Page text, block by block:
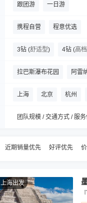
跟团游 一日游
携程自营 程意优选
3钻 (舒适型) 4钻 (高
拉巴斯瀑布花园 阿雷
哥斯达黎加国家体育场
上海 北京 杭州
团队规模 / 交通方式 / 服
近期销量优先 好评优先
上海出发